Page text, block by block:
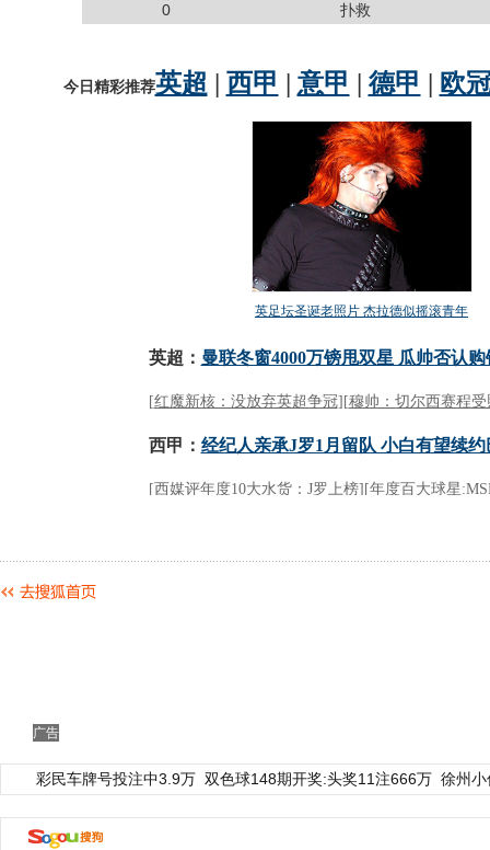
0
扑救
广告
彩民车牌号投注中3.9万 双色球148期开奖:头奖11注666万 徐州